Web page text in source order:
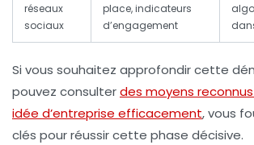
réseaux
sociaux
place, indicateurs
d’engagement
Si vous souhaitez approfondir cette
pouvez consulterdes moyens
idée d’entreprise efficacement, vous
clés pour réussir cette phase décisive.